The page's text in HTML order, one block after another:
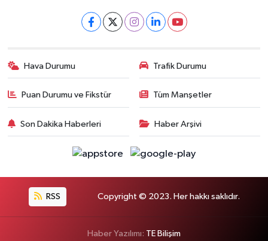
Hava Durumu Trafik Durumu
Puan Durumu ve Fikstür Tüm Manşetler
Son Dakika Haberleri Haber Arşivi
RSS Copyright © 2023. Her hakkı saklıdır.
Haber Yazılımı: TE Bilişim